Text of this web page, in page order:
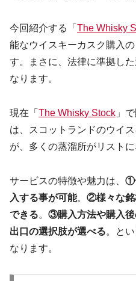
今回紹介する「 The Whisky
能なウイスキーカスク購入
す。まさに、法律に準拠し
なります。
現在「 The Whisky Stock 」
は、スコットランドのウイ
が、多くの蒸溜所がリストに
サービスの特徴や魅力は、 ①
入する事が可能。 ②様々な銘
できる。 ③購入方法や購入後
出口の選択肢が選べる。と
なります。